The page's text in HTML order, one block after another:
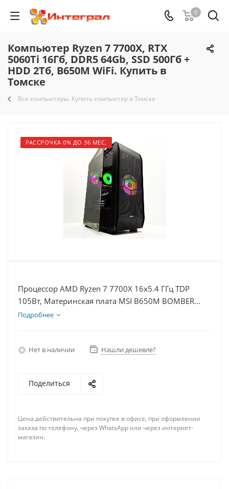
0
Компьютер Ryzen 7 7700X, RTX
5060Ti 16Гб, DDR5 64Gb, SSD 500Гб +
HDD 2Тб, B650M WiFi. Купить в
Томске
Все компьютеры. Купить компьютер в Томске
РАССРОЧКА 0% ДО 36 МЕС.
Процессор AMD Ryzen 7 7700X 16x5.4 ГГц TDP
105Вт, Материнская плата MSI B650M BOMBER
WIFI, Видеокарта RTX 5060Ti 16Гб, Память
Подробнее
Нет в наличии Нашли дешевле?
Поделиться
Цена действительна при покупке в офисе, при оформлении
заказа по телефону, через WhatsApp или через интернет-
магазин.